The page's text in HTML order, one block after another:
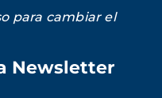
para cambiar el
Newsletter